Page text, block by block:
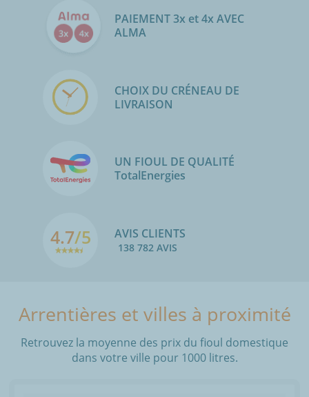
PAIEMENT 3x et 4x AVEC
ALMA
CHOIX DU CRÉNEAU DE
LIVRAISON
UN FIOUL DE QUALITÉ
TotalEnergies
4.7/5 AVIS CLIENTS
138 782 AVIS
Arrentières et villes à proximité
Retrouvez la moyenne des prix du fioul domestique
dans votre ville pour 1000 litres.